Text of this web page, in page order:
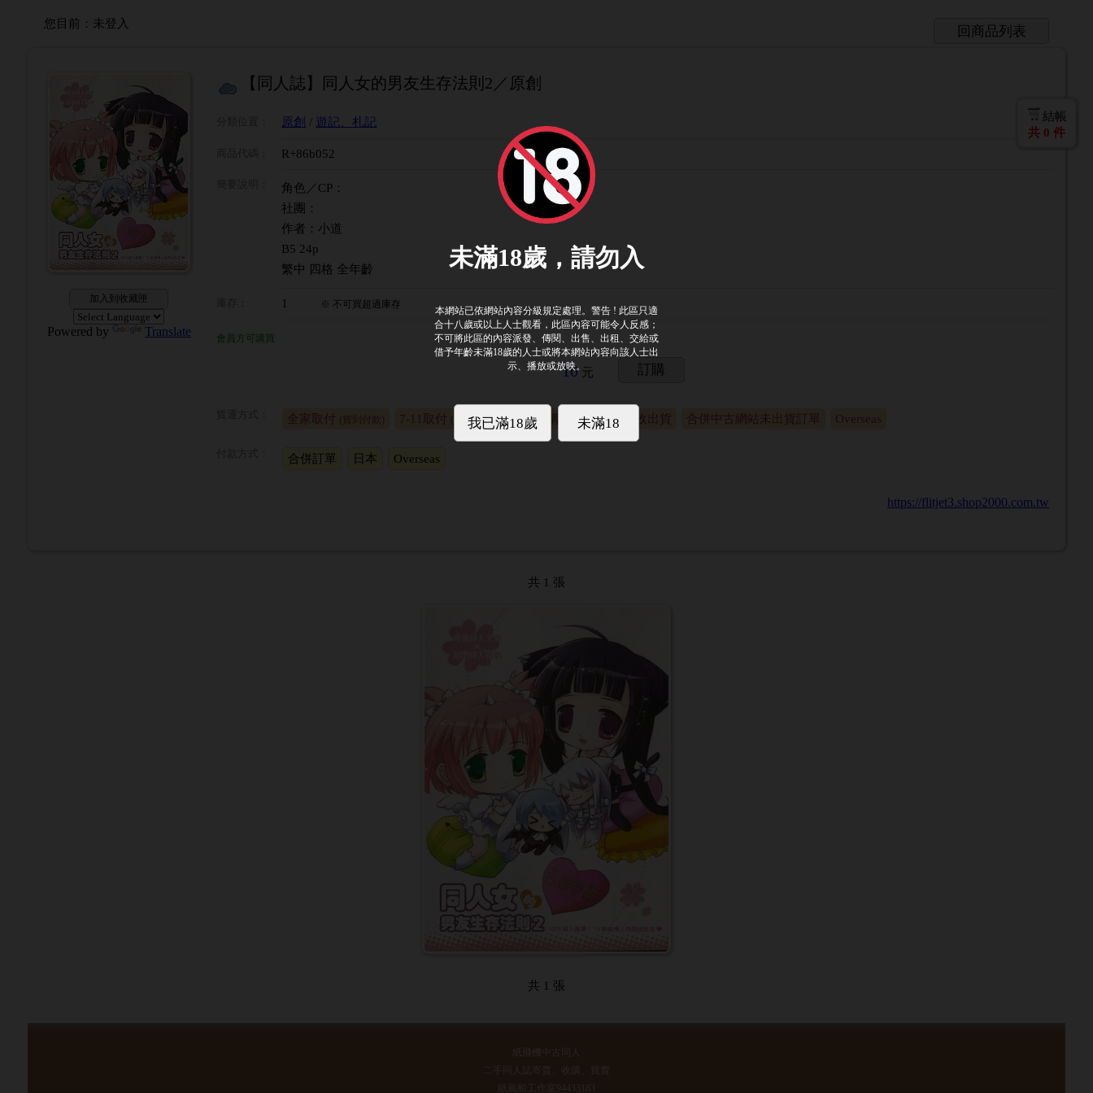
您目前： 未登入 回商品列表
加入到收藏匣
Powered by Translate
【同人誌】同人女的男友生存法則2／原創
原創 / 遊記、札記
R+86b052
角色／CP：
社團：
作者：小道
B5 24p
繁中 四格 全年齡
1 ※ 不可買超過庫存
會員方可購買
10元 訂購
全家取付 (貨到付款) 7-11取付 (貨到付款) 合併代購出貨 合併代收出貨 合併中古網站未出貨訂單 Overseas
合併訂單 日本 Overseas
https://flitjet3.shop2000.com.tw
結帳
共 0 件
共 1 張
共 1 張
紙飛機中古同人
紙風船工作室94433183